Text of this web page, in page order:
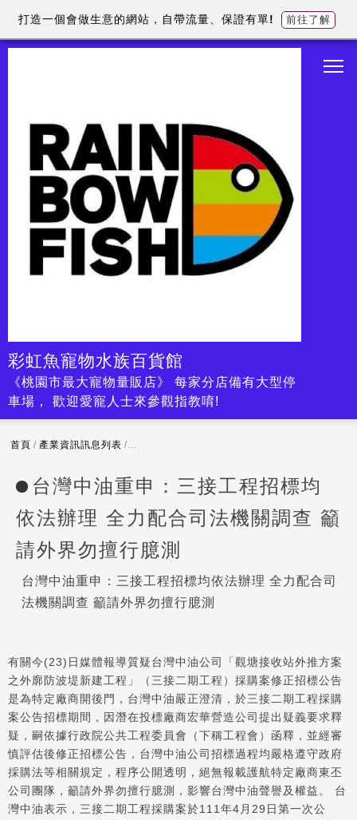
彩虹魚寵物水族百貨館
《桃園市最大寵物量販店》 每家分店備有大型停
車場， 歡迎愛寵人士來參觀指教唷!
首頁 / 產業資訊訊息列表 / 台灣中油重申：三接工程招標均依法辦理 全力配
台灣中油重申：三接工程招標均
依法辦理 全力配合司法機關調查 籲
請外界勿擅行臆測
台灣中油重申：三接工程招標均依法辦理 全力配合司
法機關調查 籲請外界勿擅行臆測
有關今(23)日媒體報導質疑台灣中油公司「觀塘接收站外推方案
之外廓防波堤新建工程」（三接二期工程）採購案修正招標公告
是為特定廠商開後門，台灣中油嚴正澄清，於三接二期工程採購
案公告招標期間，因潛在投標廠商宏華營造公司提出疑義要求釋
疑，嗣依據行政院公共工程委員會（下稱工程會）函釋，並經審
慎評估後修正招標公告，台灣中油公司招標過程均嚴格遵守政府
採購法等相關規定，程序公開透明，絕無報載護航特定廠商東丕
公司團隊，籲請外界勿擅行臆測，影響台灣中油聲譽及權益。 台
灣中油表示，三接二期工程採購案於111年4月29日第一次公
打造一個會做生意的網站，自帶流量、保證有單! 前往了解